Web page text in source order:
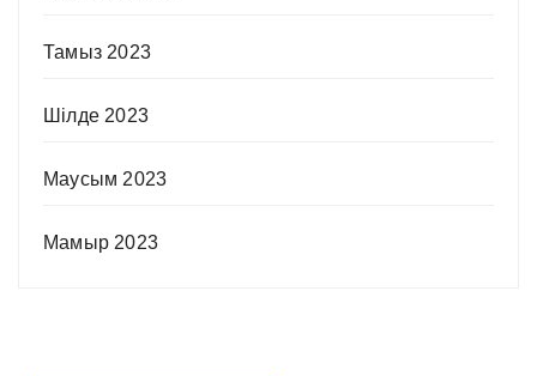
Тамыз 2023
Шілде 2023
Маусым 2023
Мамыр 2023